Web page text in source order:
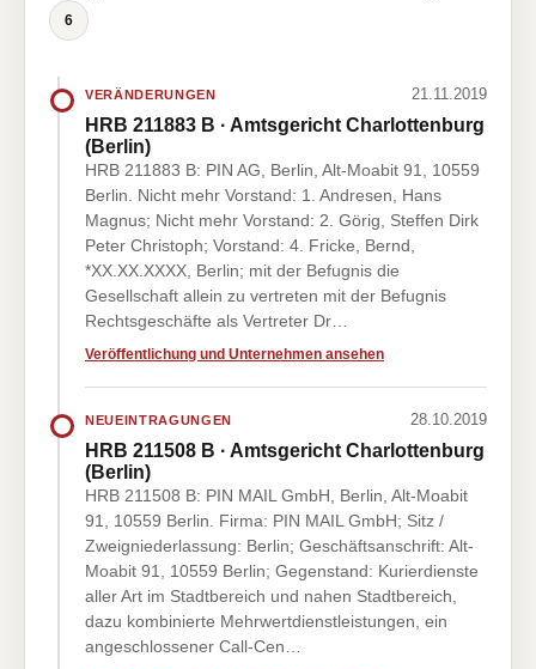
6
VERÄNDERUNGEN 21.11.2019
HRB 211883 B · Amtsgericht Charlottenburg
(Berlin)
HRB 211883 B: PIN AG, Berlin, Alt-Moabit 91, 10559
Berlin. Nicht mehr Vorstand: 1. Andresen, Hans
Magnus; Nicht mehr Vorstand: 2. Görig, Steffen Dirk
Peter Christoph; Vorstand: 4. Fricke, Bernd,
*XX.XX.XXXX, Berlin; mit der Befugnis die
Gesellschaft allein zu vertreten mit der Befugnis
Rechtsgeschäfte als Vertreter Dr…
Veröffentlichung und Unternehmen ansehen
NEUEINTRAGUNGEN 28.10.2019
HRB 211508 B · Amtsgericht Charlottenburg
(Berlin)
HRB 211508 B: PIN MAIL GmbH, Berlin, Alt-Moabit
91, 10559 Berlin. Firma: PIN MAIL GmbH; Sitz /
Zweigniederlassung: Berlin; Geschäftsanschrift: Alt-
Moabit 91, 10559 Berlin; Gegenstand: Kurierdienste
aller Art im Stadtbereich und nahen Stadtbereich,
dazu kombinierte Mehrwertdienstleistungen, ein
angeschlossener Call-Cen…